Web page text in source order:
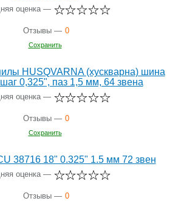
оценка —
Отзывы — 0
Сохранить
HUSQVARNA (хускварна) шина
0,325", паз 1,5 мм, 64 звена
оценка —
Отзывы — 0
Сохранить
38716 18" 0.325" 1.5 мм 72 звен
оценка —
Отзывы — 0